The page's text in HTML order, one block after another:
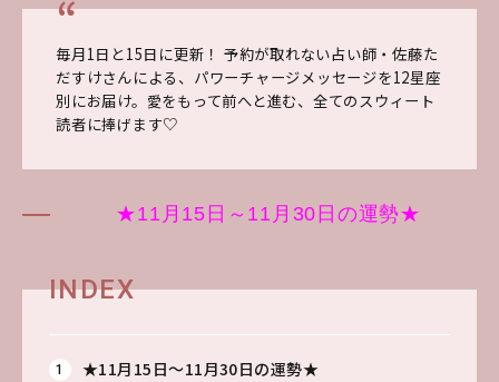
毎月1日と15日に更新！ 予約が取れない占い師・佐藤た
だすけさんによる、パワーチャージメッセージを12星座
別にお届け。愛をもって前へと進む、全てのスウィート
読者に捧げます♡
★11月15日～11月30日の運勢★
INDEX
★11月15日～11月30日の運勢★